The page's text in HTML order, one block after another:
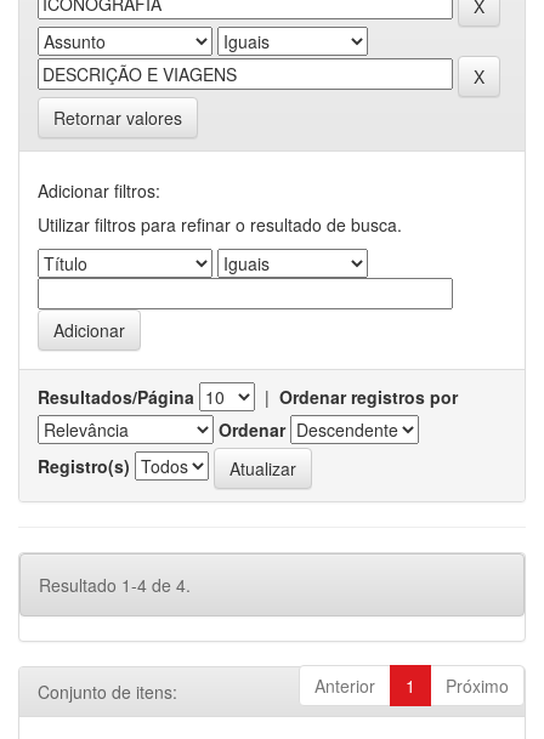
Retornar valores
Adicionar filtros:
Utilizar filtros para refinar o resultado de busca.
Resultados/Página | Ordenar registros por
Ordenar
Registro(s)
Resultado 1-4 de 4.
Anterior 1 Próximo
Conjunto de itens: